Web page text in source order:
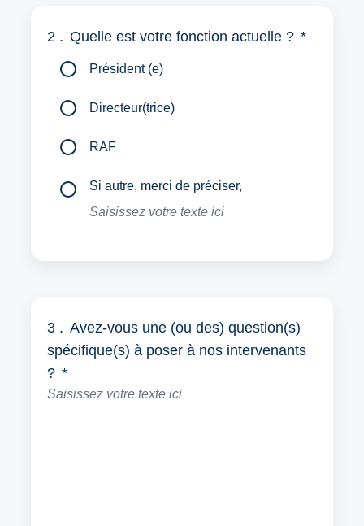
2 . Quelle est votre fonction actuelle ? *
Président (e)
Directeur(trice)
RAF
Si autre, merci de préciser,
3 . Avez-vous une (ou des) question(s)
spécifique(s) à poser à nos intervenants
? *